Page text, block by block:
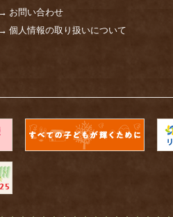
→ お問い合わせ
→ 個人情報の取り扱いについて